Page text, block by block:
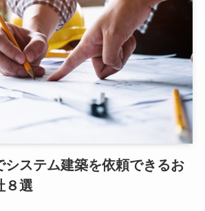
システム建築を依頼できるお
８選